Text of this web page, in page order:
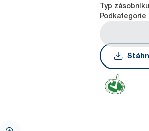
Typ zásobníku
Podkategorie